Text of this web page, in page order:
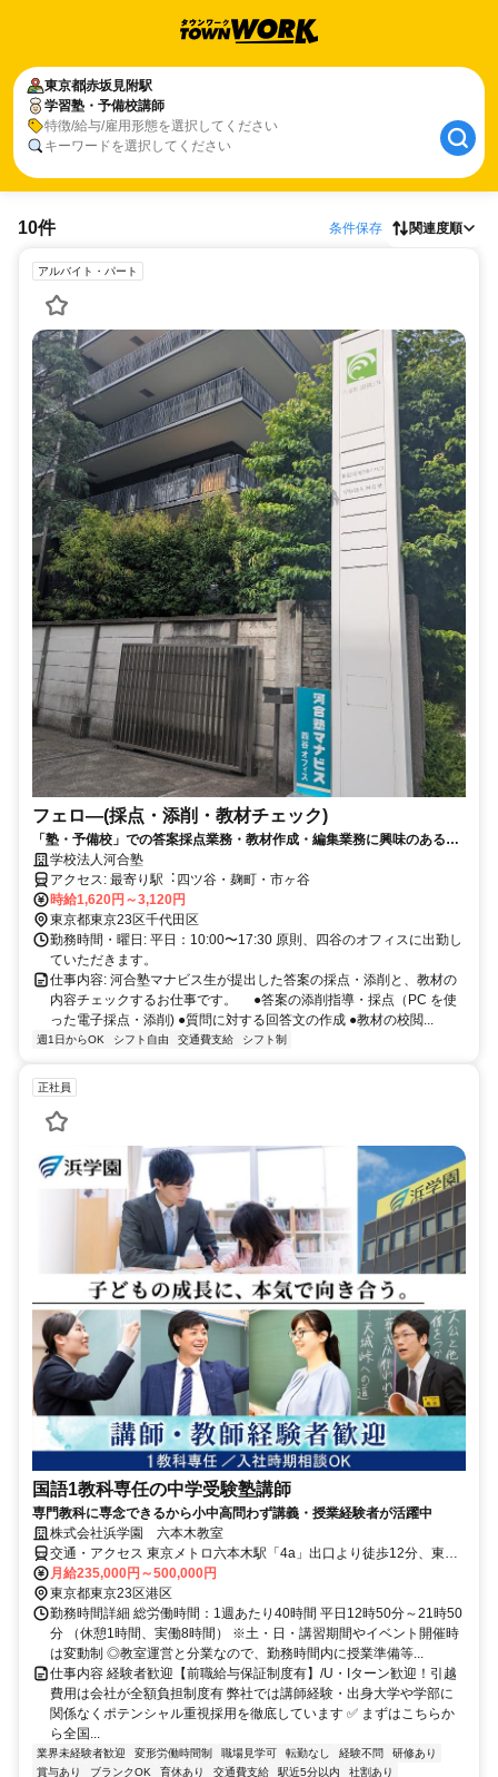
東京都赤坂見附駅
学習塾・予備校講師
特徴/給与/雇用形態を選択してください
キーワードを選択してください
10件 条件保存 関連度順
アルバイト・パート
フェロ―(採点・添削・教材チェック)
「塾・予備校」での答案採点業務・教材作成・編集業務に興味のある
方、ぜひご応募ください！
学校法人河合塾
アクセス: 最寄り駅︓四ツ⾕・麹町・市ヶ⾕
時給1,620円～3,120円
東京都東京23区千代田区
勤務時間・曜日: 平日：10:00〜17:30 原則、四谷のオフィスに出勤し
ていただきます。
仕事内容: 河合塾マナビス生が提出した答案の採点・添削と、教材の
内容チェックするお仕事です。 ●答案の添削指導・採点（PC を使
った電⼦採点・添削) ●質問に対する回答⽂の作成 ●教材の校閲...
週1日からOK シフト自由 交通費支給 シフト制
正社員
国語1教科専任の中学受験塾講師
専門教科に専念できるから小中高問わず講義・授業経験者が活躍中
株式会社浜学園 六本木教室
交通・アクセス 東京メトロ六本木駅「4a」出口より徒歩12分、東京
メトロ溜池山王駅「10番」出口より徒歩9分
月給235,000円～500,000円
東京都東京23区港区
勤務時間詳細 総労働時間：1週あたり40時間 平日12時50分～21時50
分 （休憩1時間、実働8時間） ※土・日・講習期間やイベント開催時
は変動制 ◎教室運営と分業なので、勤務時間内に授業準備等...
仕事内容 経験者歓迎【前職給与保証制度有】/U・Iターン歓迎！引越
費用は会社が全額負担制度有 弊社では講師経験・出身大学や学部に
関係なくポテンシャル重視採用を徹底しています ✅ まずはこちらか
ら全国...
業界未経験者歓迎 変形労働時間制 職場見学可 転勤なし 経験不問
研修あり
賞与あり
ブランクOK 育休あり 交通費支給 駅近5分以内
社割あり